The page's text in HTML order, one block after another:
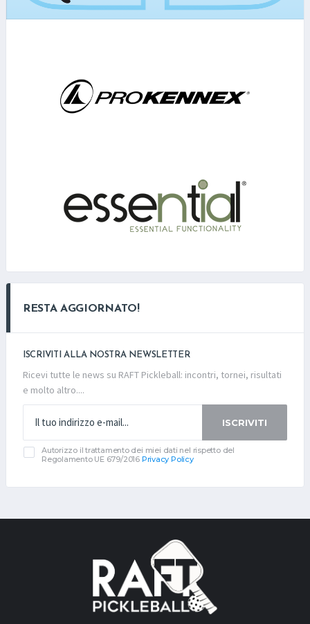
RESTA AGGIORNATO!
ISCRIVITI ALLA NOSTRA NEWSLETTER
Ricevi tutte le news su RAFT Pickleball: incontri, tornei, risultati
e molto altro....
ISCRIVITI
Autorizzo il trattamento dei miei dati nel rispetto del
Regolamento UE 679/2016 Privacy Policy